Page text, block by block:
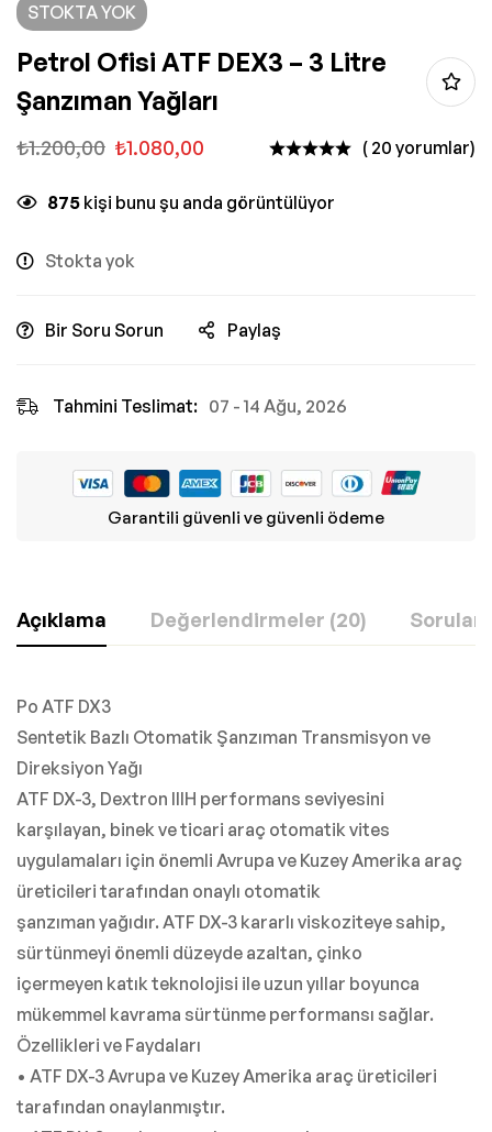
STOKTA YOK
Petrol Ofisi ATF DEX3 – 3 Litre
Şanzıman Yağları
₺1.200,00 ₺1.080,00 ( 20 yorumlar)
875 kişi bunu şu anda görüntülüyor
Stokta yok
Bir Soru Sorun Paylaş
Tahmini Teslimat: 07 - 14 Ağu, 2026
Garantili güvenli ve güvenli ödeme
Açıklama Değerlendirmeler (20) Sorular
Po ATF DX3
Sentetik Bazlı Otomatik Şanzıman Transmisyon ve
Direksiyon Yağı
ATF DX-3, Dextron IIIH performans seviyesini
karşılayan, binek ve ticari araç otomatik vites
uygulamaları için önemli Avrupa ve Kuzey Amerika araç
üreticileri tarafından onaylı otomatik
şanzıman yağıdır. ATF DX-3 kararlı viskoziteye sahip,
sürtünmeyi önemli düzeyde azaltan, çinko
içermeyen katık teknolojisi ile uzun yıllar boyunca
mükemmel kavrama sürtünme performansı sağlar.
Özellikleri ve Faydaları
• ATF DX-3 Avrupa ve Kuzey Amerika araç üreticileri
tarafından onaylanmıştır.